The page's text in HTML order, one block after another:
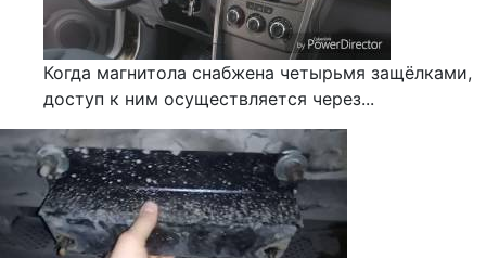
Когда магнитола снабжена четырьмя защёлками,
доступ к ним осуществляется через...